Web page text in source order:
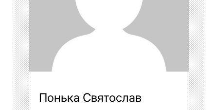
Понька Святослав